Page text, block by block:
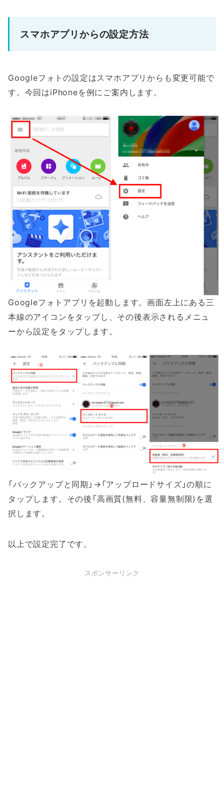
スマホアプリからの設定方法
Googleフォトの設定はスマホアプリからも変更可能で
す。今回はiPhoneを例にご案内します。
Googleフォトアプリを起動します。画面左上にある三
本線のアイコンをタップし、その後表示されるメニュ
ーから設定をタップします。
「バックアップと同期」→「アップロードサイズ」の順に
タップします。その後「高画質(無料、容量無制限)を選
択します。
以上で設定完了です。
スポンサーリンク